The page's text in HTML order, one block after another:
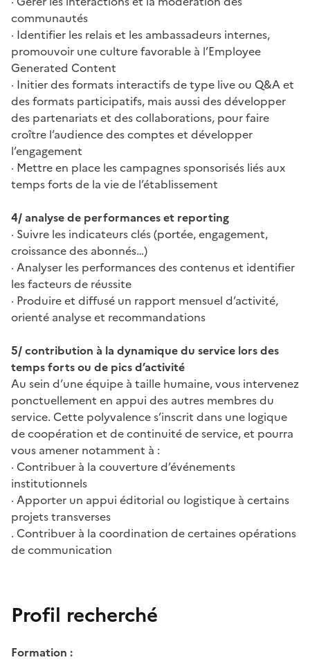
communautés
· Identifier les relais et les ambassadeurs internes,
promouvoir une culture favorable à l’Employee
Generated Content
· Initier des formats interactifs de type live ou Q&A et
des formats participatifs, mais aussi des développer
des partenariats et des collaborations, pour faire
croître l’audience des comptes et développer
l’engagement
· Mettre en place les campagnes sponsorisés liés aux
temps forts de la vie de l’établissement
4/ analyse de performances et reporting
· Suivre les indicateurs clés (portée, engagement,
croissance des abonnés…)
· Analyser les performances des contenus et identifier
les facteurs de réussite
· Produire et diffusé un rapport mensuel d’activité,
orienté analyse et recommandations
5/ contribution à la dynamique du service lors des
temps forts ou de pics d’activité
Au sein d’une équipe à taille humaine, vous intervenez
ponctuellement en appui des autres membres du
service. Cette polyvalence s’inscrit dans une logique
de coopération et de continuité de service, et pourra
vous amener notamment à :
· Contribuer à la couverture d’événements
institutionnels
· Apporter un appui éditorial ou logistique à certains
projets transverses
. Contribuer à la coordination de certaines opérations
de communication
Profil recherché
Formation :